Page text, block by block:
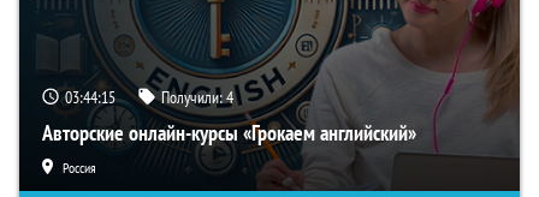
03:44:15 Получили:4
Авторские онлайн-курсы «Грокаем английский»
Россия